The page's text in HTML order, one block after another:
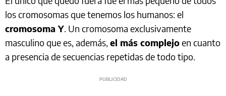
los cromosomas que tenemos los humanos: el
cromosoma Y. Un cromosoma exclusivamente
masculino que es, además, el más complejoen cuanto
a presencia de secuencias repetidas de todo tipo.